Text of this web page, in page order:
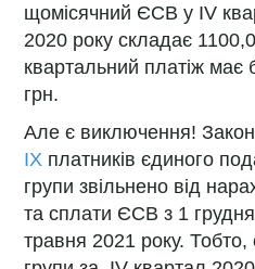
щомісячний ЄСВ у ІV
2020 року складає
квартальний платіж
грн.
Але є виключення!
IX платників єдиного
групи звільнено від
та сплати ЄСВ з 1
травня 2021 року.